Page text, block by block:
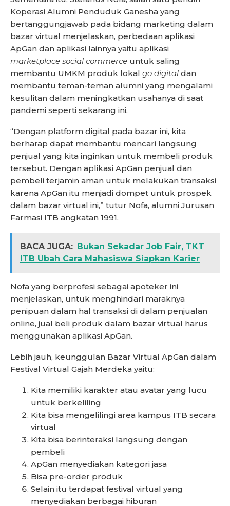
Koperasi Alumni Penduduk Ganesha yang
bertanggungjawab pada bidang marketing dalam
bazar virtual menjelaskan, perbedaan aplikasi
ApGan dan aplikasi lainnya yaitu aplikasi
marketplace social commerce untuk saling
membantu UMKM produk lokal go digital dan
membantu teman-teman alumni yang mengalami
kesulitan dalam meningkatkan usahanya di saat
pandemi seperti sekarang ini.
“Dengan platform digital pada bazar ini, kita
berharap dapat membantu mencari langsung
penjual yang kita inginkan untuk membeli produk
tersebut. Dengan aplikasi ApGan penjual dan
pembeli terjamin aman untuk melakukan transaksi
karena ApGan itu menjadi dompet untuk prospek
dalam bazar virtual ini,” tutur Nofa, alumni Jurusan
Farmasi ITB angkatan 1991.
BACA JUGA: Bukan Sekadar Job Fair, TKT
ITB Ubah Cara Mahasiswa Siapkan Karier
Nofa yang berprofesi sebagai apoteker ini
menjelaskan, untuk menghindari maraknya
penipuan dalam hal transaksi di dalam penjualan
online, jual beli produk dalam bazar virtual harus
menggunakan aplikasi ApGan.
Lebih jauh, keunggulan Bazar Virtual ApGan dalam
Festival Virtual Gajah Merdeka yaitu:
Kita memiliki karakter atau avatar yang lucu
untuk berkeliling
Kita bisa mengelilingi area kampus ITB secara
virtual
Kita bisa berinteraksi langsung dengan
pembeli
ApGan menyediakan kategori jasa
Bisa pre-order produk
Selain itu terdapat festival virtual yang
menyediakan berbagai hiburan